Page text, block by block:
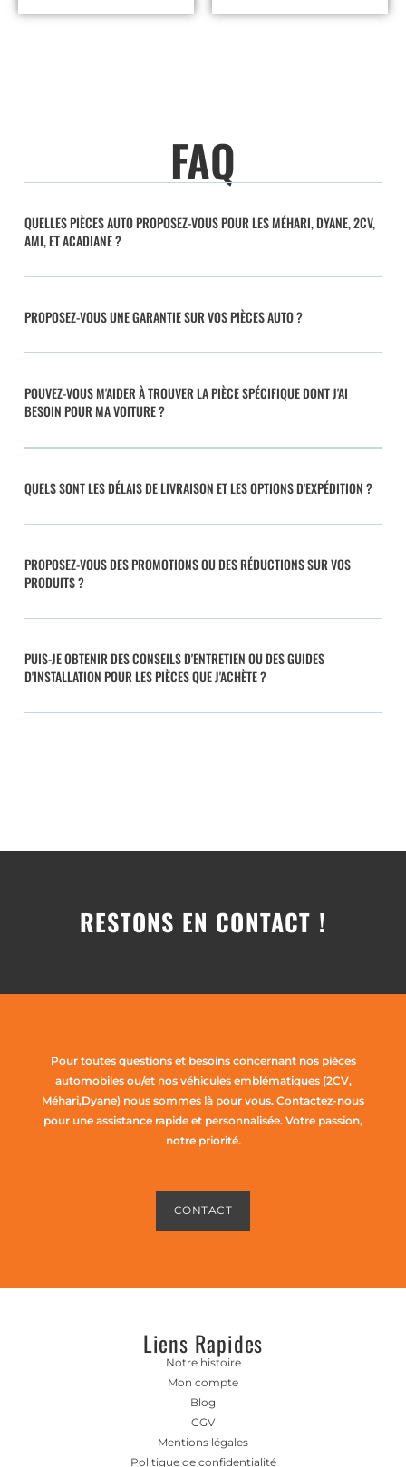
FAQ
QUELLES PIÈCES AUTO PROPOSEZ-VOUS POUR LES MÉHARI, DYANE, 2CV,
AMI, ET ACADIANE ?
PROPOSEZ-VOUS UNE GARANTIE SUR VOS PIÈCES AUTO ?
POUVEZ-VOUS M'AIDER À TROUVER LA PIÈCE SPÉCIFIQUE DONT J'AI
BESOIN POUR MA VOITURE ?
QUELS SONT LES DÉLAIS DE LIVRAISON ET LES OPTIONS D'EXPÉDITION ?
PROPOSEZ-VOUS DES PROMOTIONS OU DES RÉDUCTIONS SUR VOS
PRODUITS ?
PUIS-JE OBTENIR DES CONSEILS D'ENTRETIEN OU DES GUIDES
D'INSTALLATION POUR LES PIÈCES QUE J'ACHÈTE ?
RESTONS EN CONTACT !
Pour toutes questions et besoins concernant nos pièces
automobiles ou/et nos véhicules emblématiques (2CV,
Méhari,Dyane) nous sommes là pour vous. Contactez-nous
pour une assistance rapide et personnalisée. Votre passion,
notre priorité.
CONTACT
Liens Rapides
Notre histoire
Mon compte
Blog
CGV
Mentions légales
Politique de confidentialité